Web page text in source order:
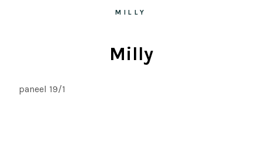
MILLY
Milly
paneel 19/1